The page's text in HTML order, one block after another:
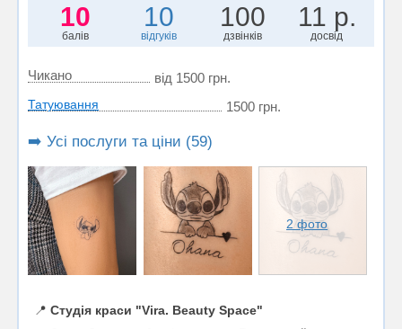
10
балів
10
відгуків
100
дзвінків
11 р.
досвід
Чикано від 1500 грн.
Татуювання 1500 грн.
➡️ Усі послуги та ціни (59)
2 фото
📍 Студія краси "Vira. Beauty Space"